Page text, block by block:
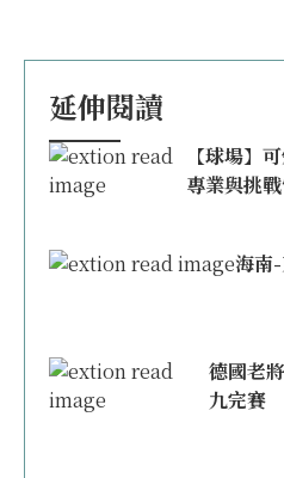
延伸閱讀
【球場】
專業與挑
海南
德國老
九完賽